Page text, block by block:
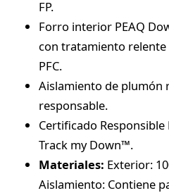
FP.
Forro interior PEAQ
con tratamiento relente
PFC.
Aislamiento de plumón
responsable.
Certificado Responsible
Track my Down™.
Materiales: Exterior:
Aislamiento: Contiene